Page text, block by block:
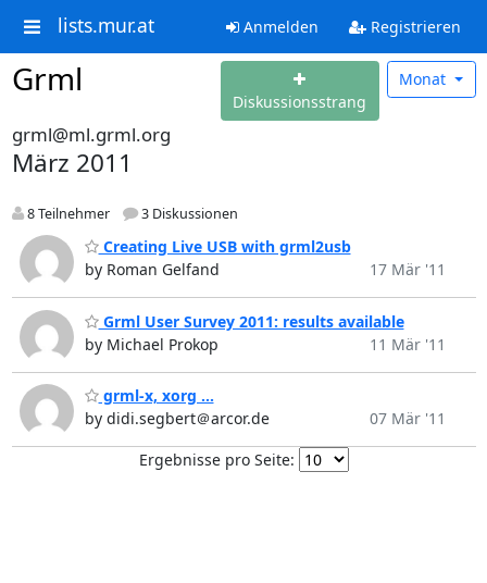
lists.mur.at Anmelden Registrieren
Grml
Diskussionsstrang
Monat
grml@ml.grml.org
März 2011
8 Teilnehmer 3 Diskussionen
Creating Live USB with grml2usb
by Roman Gelfand
17 Mär '11
Grml User Survey 2011: results available
by Michael Prokop
11 Mär '11
grml-x, xorg ...
by didi.segbert＠arcor.de
07 Mär '11
Ergebnisse pro Seite: